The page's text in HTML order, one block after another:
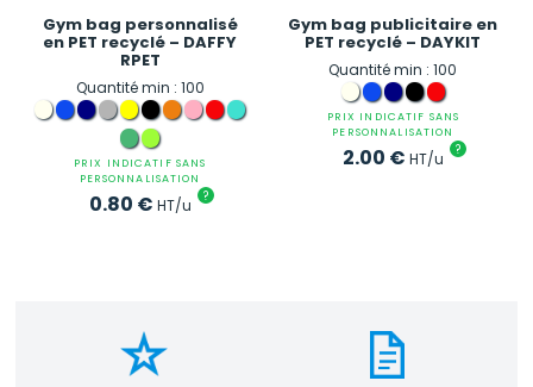
Gym bag personnalisé
en PET recyclé – DAFFY
RPET
Quantité min : 100
PRIX INDICATIF SANS
PERSONNALISATION
0.80 € HT/u ?
Gym bag publicitaire en
PET recyclé – DAYKIT
Quantité min : 100
PRIX INDICATIF SANS
PERSONNALISATION
2.00 € HT/u ?